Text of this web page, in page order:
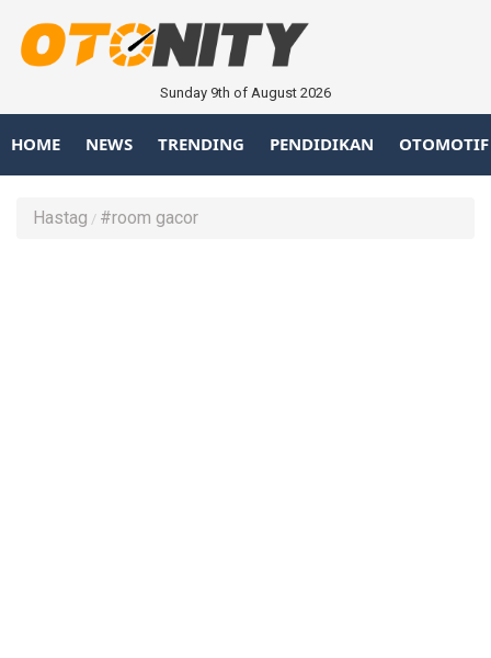
Sunday 9th of August 2026
HOME NEWS TRENDING PENDIDIKAN OTOMOTIF
Hastag #room gacor